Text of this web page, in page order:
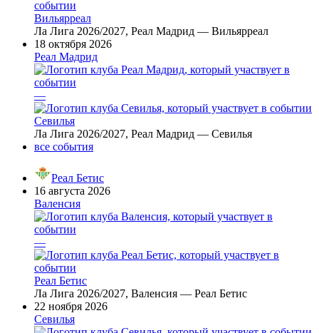
Вильярреал
Ла Лига 2026/2027, Реал Мадрид — Вильярреал
18 октября 2026
Реал Мадрид
—
Севилья
Ла Лига 2026/2027, Реал Мадрид — Севилья
все события
Реал Бетис
16 августа 2026
Валенсия
—
Реал Бетис
Ла Лига 2026/2027, Валенсия — Реал Бетис
22 ноября 2026
Севилья